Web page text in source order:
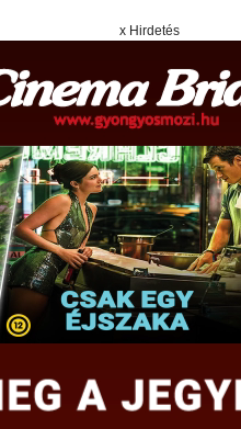
x Hirdetés